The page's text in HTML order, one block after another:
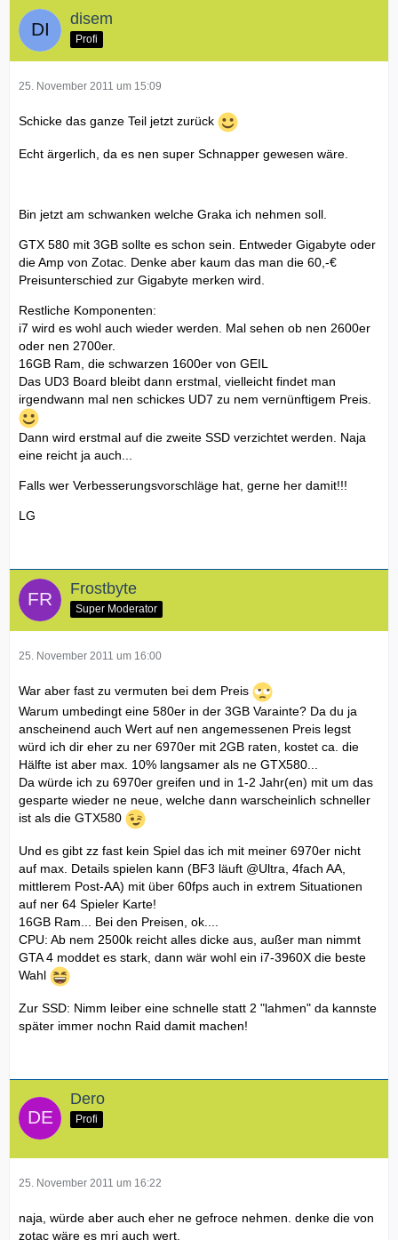
disem
Profi
25. November 2011 um 15:09
Schicke das ganze Teil jetzt zurück
Echt ärgerlich, da es nen super Schnapper gewesen wäre.
Bin jetzt am schwanken welche Graka ich nehmen soll.
GTX 580 mit 3GB sollte es schon sein. Entweder Gigabyte oder
die Amp von Zotac. Denke aber kaum das man die 60,-€
Preisunterschied zur Gigabyte merken wird.
Restliche Komponenten:
i7 wird es wohl auch wieder werden. Mal sehen ob nen 2600er
oder nen 2700er.
16GB Ram, die schwarzen 1600er von GEIL
Das UD3 Board bleibt dann erstmal, vielleicht findet man
irgendwann mal nen schickes UD7 zu nem vernünftigem Preis.
Dann wird erstmal auf die zweite SSD verzichtet werden. Naja
eine reicht ja auch...
Falls wer Verbesserungsvorschläge hat, gerne her damit!!!
LG
Frostbyte
Super Moderator
25. November 2011 um 16:00
War aber fast zu vermuten bei dem Preis
Warum umbedingt eine 580er in der 3GB Varainte? Da du ja
anscheinend auch Wert auf nen angemessenen Preis legst
würd ich dir eher zu ner 6970er mit 2GB raten, kostet ca. die
Hälfte ist aber max. 10% langsamer als ne GTX580...
Da würde ich zu 6970er greifen und in 1-2 Jahr(en) mit um das
gesparte wieder ne neue, welche dann warscheinlich schneller
ist als die GTX580
Und es gibt zz fast kein Spiel das ich mit meiner 6970er nicht
auf max. Details spielen kann (BF3 läuft @Ultra, 4fach AA,
mittlerem Post-AA) mit über 60fps auch in extrem Situationen
auf ner 64 Spieler Karte!
16GB Ram... Bei den Preisen, ok....
CPU: Ab nem 2500k reicht alles dicke aus, außer man nimmt
GTA 4 moddet es stark, dann wär wohl ein i7-3960X die beste
Wahl
Zur SSD: Nimm leiber eine schnelle statt 2 "lahmen" da kannste
später immer nochn Raid damit machen!
Dero
Profi
25. November 2011 um 16:22
naja, würde aber auch eher ne gefroce nehmen. denke die von
zotac wäre es mri auch wert.